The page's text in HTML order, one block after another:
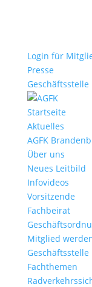
Login für
Presse
Geschäftsstelle
Startseite
Aktuelles
AGFK
Über uns
Neues Leitbild
Infovideos
Vorsitzende
Fachbeirat
Mitglied
Geschäftsstelle
Fachthemen